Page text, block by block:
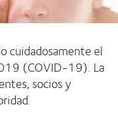
cuidadosamente el
(COVID-19). La
socios y